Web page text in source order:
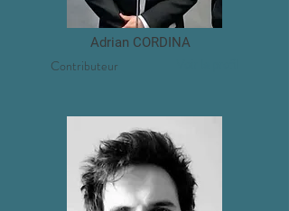
Adrian CORDINA
Contributeur